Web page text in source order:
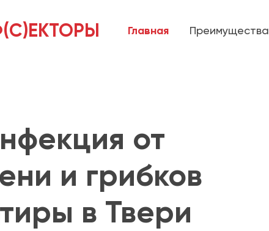
Главная Преимущества
от
и грибков
в Твери